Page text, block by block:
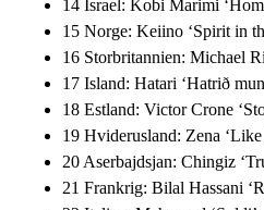
14 Israel: Kobi Marimi
15 Norge: Keiino ‘Spirit in
16 Storbritannien: Michael
17 Island: Hatari ‘Hatrið
18 Estland: Victor Crone
19 Hviderusland: Zena ‘Like
20 Aserbajdsjan: Chingiz
21 Frankrig: Bilal Hassani